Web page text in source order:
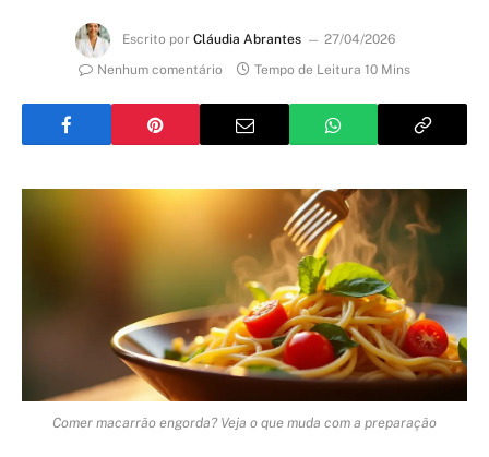
Escrito por Cláudia Abrantes
27/04/2026
Nenhum comentário
Tempo de Leitura 10 Mins
Comer macarrão engorda? Veja o que muda com a preparação